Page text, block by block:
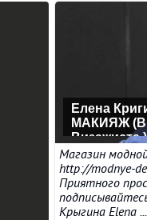
Елена
МАКИЯЖ
Визажиста )
Магазин
http://modnye-
Приятного
Крыгина Elena